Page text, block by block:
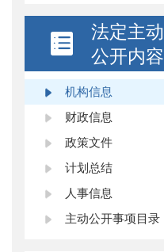
法定主动
公开内容
机构信息
财政信息
政策文件
计划总结
人事信息
主动公开事项目录